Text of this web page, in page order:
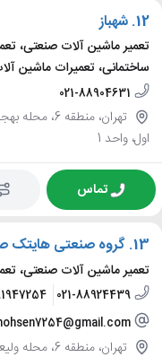
12. شهباز
تعمیر ماشین آلات صنعتی،
ساختمانی، تعمیرات ماشین
021-88904631
اول، واحد 1
تماس
13. گروه صنعتی هایتک
تعمیر ماشین آلات صنعتی،
021-88924439
تهران،